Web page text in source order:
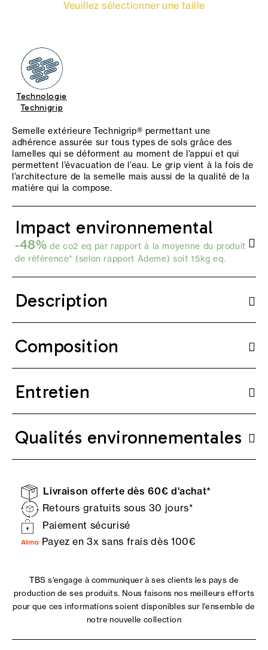
Veuillez sélectionner une taille
Technologie
Technigrip
Semelle extérieure Technigrip® permettant une
adhérence assurée sur tous types de sols grâce des
lamelles qui se déforment au moment de l’appui et qui
permettent l’évacuation de l’eau. Le grip vient à la fois de
l’architecture de la semelle mais aussi de la qualité de la
matière qui la compose.
Impact environnemental
-48% de co2 eq par rapport à la moyenne du produit
de référence* (selon rapport Ademe) soit 15kg eq.
Description
Composition
Entretien
Qualités environnementales
Livraison offerte dès 60€ d'achat*
Retours gratuits sous 30 jours*
Paiement sécurisé
Payez en 3x sans frais dès 100€
TBS s'engage à communiquer à ses clients les pays de
production de ses produits. Nous faisons nos meilleurs efforts
pour que ces informations soient disponibles sur l'ensemble de
notre nouvelle collection